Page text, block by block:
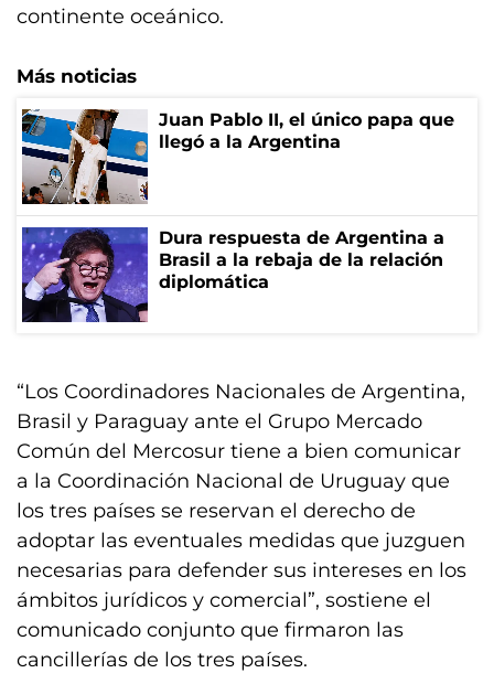
continente oceánico.
Más noticias
Juan Pablo II, el único papa que
llegó a la Argentina
Dura respuesta de Argentina a
Brasil a la rebaja de la relación
diplomática
“Los Coordinadores Nacionales de Argentina,
Brasil y Paraguay ante el Grupo Mercado
Común del Mercosur tiene a bien comunicar
a la Coordinación Nacional de Uruguay que
los tres países se reservan el derecho de
adoptar las eventuales medidas que juzguen
necesarias para defender sus intereses en los
ámbitos jurídicos y comercial”, sostiene el
comunicado conjunto que firmaron las
cancillerías de los tres países.